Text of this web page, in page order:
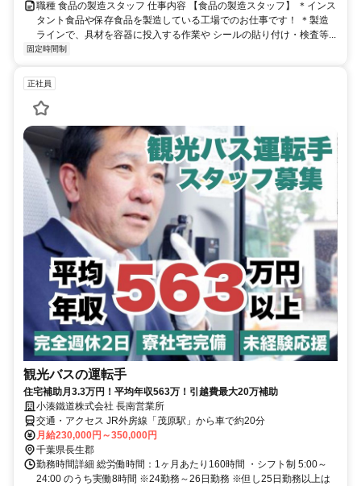
職種 食品の製造スタッフ 仕事内容 【食品の製造スタッフ】 ＊インス
タント食品や保存食品を製造している工場でのお仕事です！ ＊製造
ラインで、具材を容器に投入する作業や シールの貼り付け・検査等...
固定時間制
正社員
観光バスの運転手
住宅補助月3.3万円！平均年収563万！引越費最大20万補助
小湊鐵道株式会社 長南営業所
交通・アクセス JR外房線「茂原駅」から車で約20分
月給230,000円～350,000円
千葉県長生郡
勤務時間詳細 総労働時間：1ヶ月あたり160時間 ・シフト制 5:00～
24:00 のうち実働8時間 ※24勤務～26日勤務 ※但し25日勤務以上は